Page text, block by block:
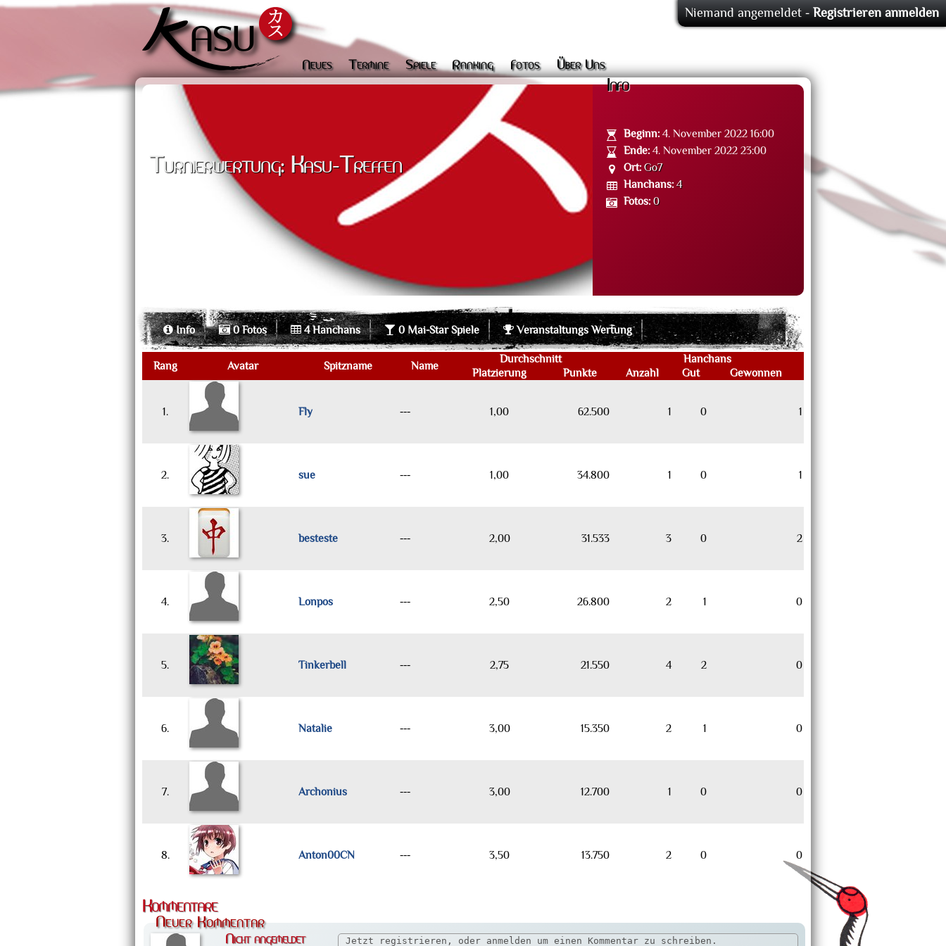
Neues Termine Spiele Ranking Fotos Über Uns
Info
Beginn: 4. November 2022 16:00
Ende: 4. November 2022 23:00
Ort: Go7
Hanchans: 4
Fotos: 0
Turnierwertung: Kasu-Treffen
Info 0 Fotos 4 Hanchans 0 Mai-Star Spiele Veranstaltungs Wertung
Rang Avatar Spitzname Name
Durchschnitt
Hanchans
Platzierung
Punkte Anzahl Gut Gewonnen
1. Fly --- 1,00 62.500 1 0 1
2. sue --- 1,00 34.800 1 0 1
3. besteste --- 2,00 31.533 3 0 2
4. Lonpos --- 2,50 26.800 2 1 0
5. Tinkerbell --- 2,75 21.550 4 2 0
6. Natalie --- 3,00 15.350 2 1 0
7. Archonius --- 3,00 12.700 1 0 0
8. Anton00CN --- 3,50 13.750 2 0 0
Kommentare
Neuer Kommentar
Nicht angemeldet
Niemand angemeldet -Registrieren anmelden